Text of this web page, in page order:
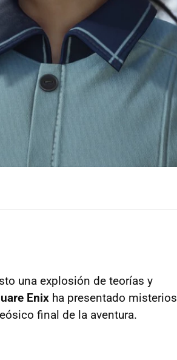
una explosión de teorías y
Enix ha presentado misterios
final de la aventura.